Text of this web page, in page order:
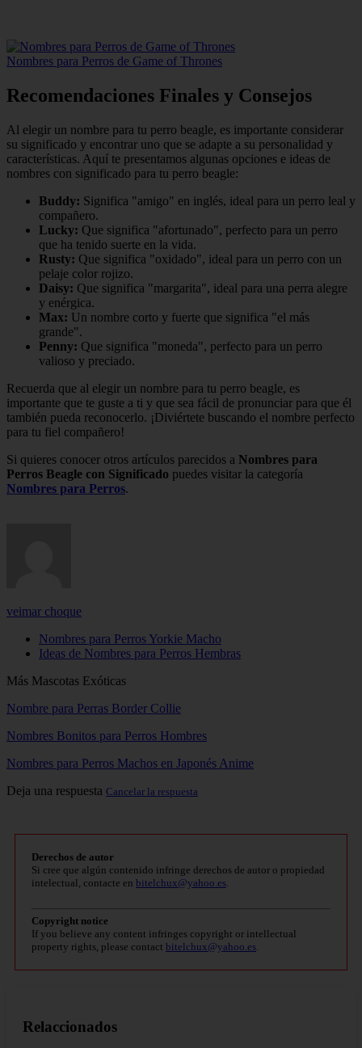
Nombres para Perros de Game of Thrones
Recomendaciones Finales y Consejos
Al elegir un nombre para tu perro beagle, es importante considerar
su significado y encontrar uno que se adapte a su personalidad y
características. Aquí te presentamos algunas opciones e ideas de
nombres con significado para tu perro beagle:
Buddy: Significa "amigo" en inglés, ideal para un perro leal y
compañero.
Lucky: Que significa "afortunado", perfecto para un perro
que ha tenido suerte en la vida.
Rusty: Que significa "oxidado", ideal para un perro con un
pelaje color rojizo.
Daisy: Que significa "margarita", ideal para una perra alegre
y enérgica.
Max: Un nombre corto y fuerte que significa "el más
grande".
Penny: Que significa "moneda", perfecto para un perro
valioso y preciado.
Recuerda que al elegir un nombre para tu perro beagle, es
importante que te guste a ti y que sea fácil de pronunciar para que él
también pueda reconocerlo. ¡Diviértete buscando el nombre perfecto
para tu fiel compañero!
Si quieres conocer otros artículos parecidos a Nombres para
Perros Beagle con Significado puedes visitar la categoría
Nombres para Perros.
veimar choque
Nombres para Perros Yorkie Macho
Ideas de Nombres para Perros Hembras
Más Mascotas Exóticas
Nombre para Perras Border Collie
Nombres Bonitos para Perros Hombres
Nombres para Perros Machos en Japonés Anime
Deja una respuesta Cancelar la respuesta
Derechos de autor
Si cree que algún contenido infringe derechos de autor o propiedad
intelectual, contacte en bitelchux@yahoo.es.
Copyright notice
If you believe any content infringes copyright or intellectual
property rights, please contact bitelchux@yahoo.es.
Relaccionados